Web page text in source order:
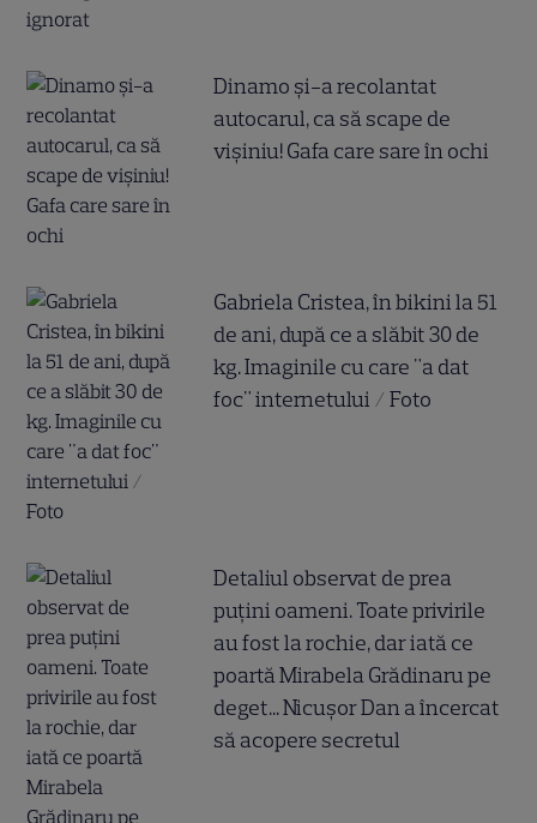
Dinamo și-a recolantat
autocarul, ca să scape de
vișiniu! Gafa care sare în ochi
Gabriela Cristea, în bikini la 51
de ani, după ce a slăbit 30 de
kg. Imaginile cu care "a dat
foc" internetului / Foto
Detaliul observat de prea
puțini oameni. Toate privirile
au fost la rochie, dar iată ce
poartă Mirabela Grădinaru pe
deget... Nicușor Dan a încercat
să acopere secretul